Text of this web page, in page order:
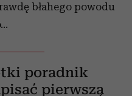
błahego powodu
poradnik
pierwszą